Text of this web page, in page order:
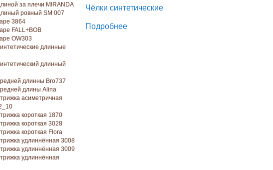
за плечи MIRANDA
ровный SM 007
3864
FALL+BOB
OW303
длинные
длинный
длинны Bro737
длины Alina
асиметричная
короткая 1870
короткая 3028
короткая Florа
удлиннённая 3008
удлиннённая 3009
удлиннённая
Чёлки синтетические
Подробнее